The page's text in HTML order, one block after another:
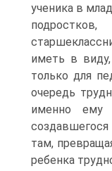
ученика в
иметь в
только для
очередь
именно ему
там,
ребенка